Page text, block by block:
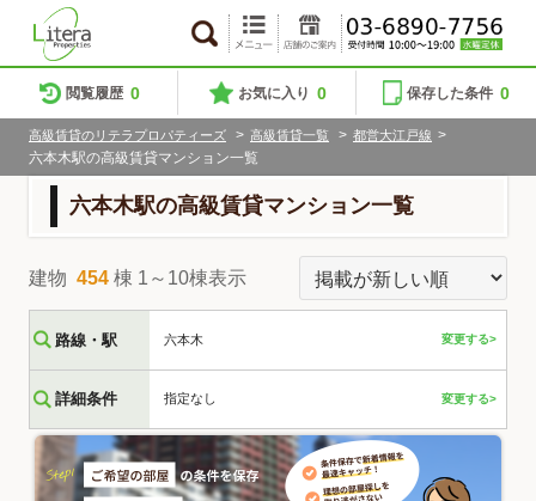
閲覧履歴 0 お気に入り 0 保存した条件 0
高級賃貸のリテラプロパティーズ > 高級賃貸一覧 > 都営大江戸線 >
六本木駅の高級賃貸マンション一覧
六本木駅の高級賃貸マンション一覧
建物 454 棟 1～10棟表示
路線・駅 六本木 変更する>
詳細条件 指定なし 変更する>